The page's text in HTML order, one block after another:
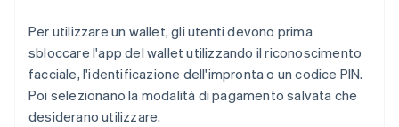
Per utilizzare un wallet, gli utenti devono prima
sbloccare l'app del wallet utilizzando il riconoscimento
facciale, l'identificazione dell'impronta o un codice PIN.
Poi selezionano la modalità di pagamento salvata che
desiderano utilizzare.